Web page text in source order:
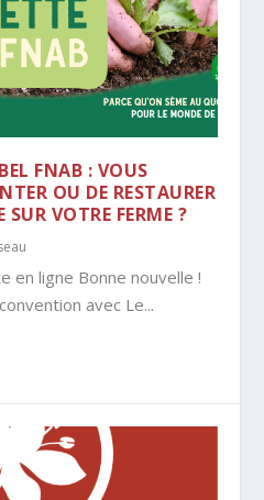
FNAB : VOUS
OU DE RESTAURER
VOTRE FERME ?
en ligne Bonne nouvelle !
avec Le...